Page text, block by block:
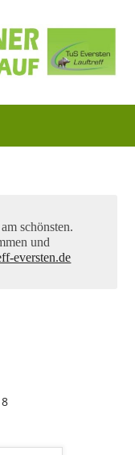
schönsten.
und
eversten.de